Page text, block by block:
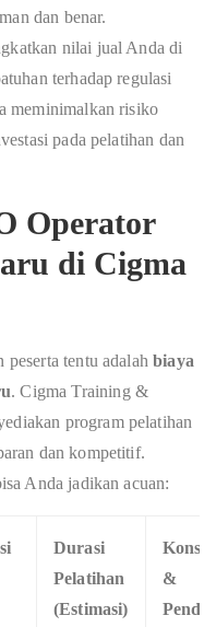
dan benar.
nilai jual Anda di
terhadap regulasi
meminimalkan risiko
pada pelatihan dan
Operator
di Cigma
peserta tentu adalahbiaya
. Cigma Training &
program pelatihan
dan kompetitif.
Anda jadikan acuan:
Durasi
Pelatihan
(Estimasi)
&